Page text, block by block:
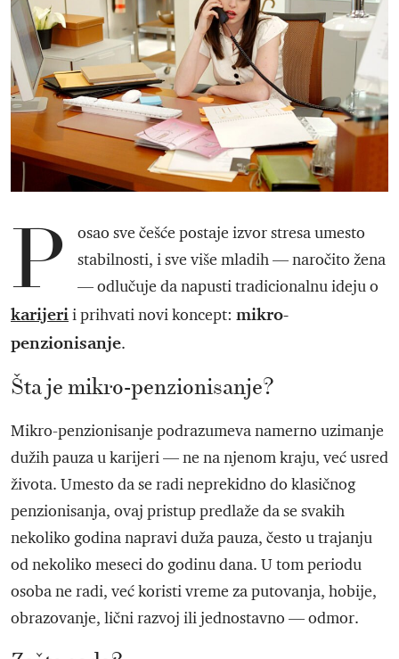
P
osao sve češće postaje izvor stresa umesto
stabilnosti, i sve više mladih — naročito žena
— odlučuje da napusti tradicionalnu ideju o
karijerii prihvati novi koncept: mikro-
penzionisanje.
Šta je mikro-penzionisanje?
Mikro-penzionisanje podrazumeva namerno uzimanje
dužih pauza u karijeri — ne na njenom kraju, već usred
života. Umesto da se radi neprekidno do klasičnog
penzionisanja, ovaj pristup predlaže da se svakih
nekoliko godina napravi duža pauza, često u trajanju
od nekoliko meseci do godinu dana. U tom periodu
osoba ne radi, već koristi vreme za putovanja, hobije,
obrazovanje, lični razvoj ili jednostavno — odmor.